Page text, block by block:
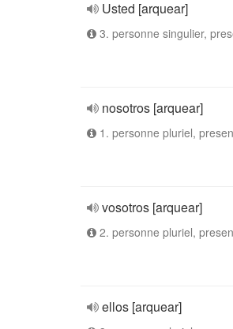
Usted [arquear]
3. personne singulier,
nosotros [arquear]
1. personne pluriel,
vosotros [arquear]
2. personne pluriel,
ellos [arquear]